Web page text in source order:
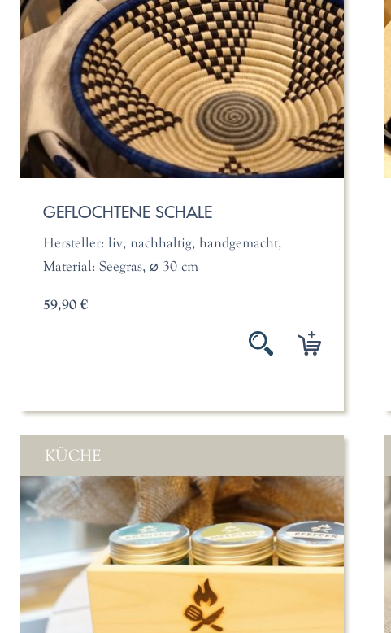
GEFLOCHTENE SCHALE
Hersteller: liv, nachhaltig, handgemacht,
Material: Seegras, ⌀ 30 cm
59,90 €
KÜCHE